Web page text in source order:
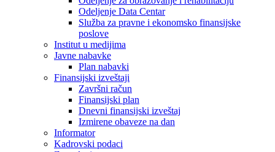
Odeljenje Data Centar
Služba za pravne i ekonomsko finansijske
poslove
Institut u medijima
Javne nabavke
Plan nabavki
Finansijski izveštaji
Završni račun
Finansijski plan
Dnevni finansijski izveštaj
Izmirene obaveze na dan
Informator
Kadrovski podaci